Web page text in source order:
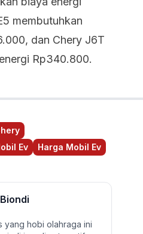
membutuhkan
dan Chery J6T
Rp340.800.
Ev
Harga Mobil Ev
yang hobi olahraga ini